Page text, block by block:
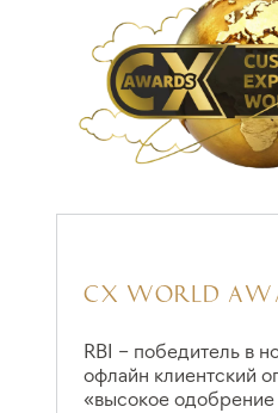
СХ WORLD
RBI – победитель в
офлайн клиентский
«высокое